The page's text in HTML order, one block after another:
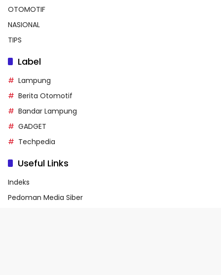
OTOMOTIF
NASIONAL
TIPS
Label
Lampung
Berita Otomotif
Bandar Lampung
GADGET
Techpedia
Useful Links
Indeks
Pedoman Media Siber